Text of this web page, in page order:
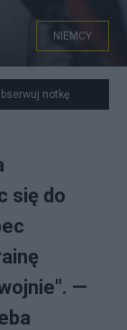
do tematu
NIEMCY
notkę
się do
—